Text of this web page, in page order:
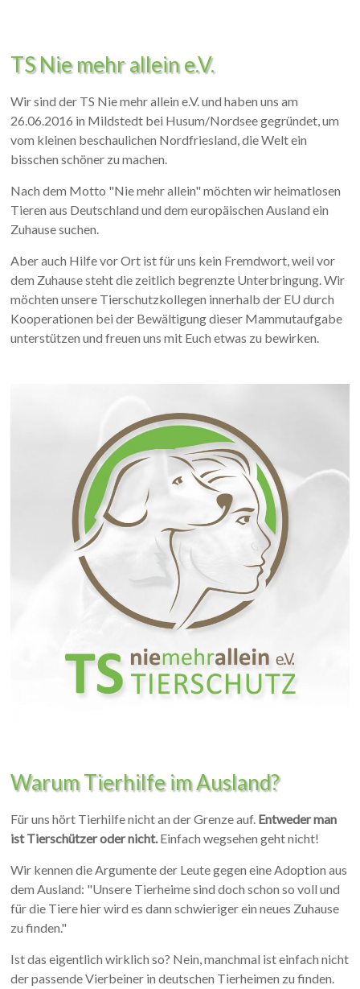
TS Nie mehr allein e.V.
Wir sind der TS Nie mehr allein e.V. und haben uns am
26.06.2016 in Mildstedt bei Husum/Nordsee gegründet, um
vom kleinen beschaulichen Nordfriesland, die Welt ein
bisschen schöner zu machen.
Nach dem Motto "Nie mehr allein" möchten wir heimatlosen
Tieren aus Deutschland und dem europäischen Ausland ein
Zuhause suchen.
Aber auch Hilfe vor Ort ist für uns kein Fremdwort, weil vor
dem Zuhause steht die zeitlich begrenzte Unterbringung. Wir
möchten unsere Tierschutzkollegen innerhalb der EU durch
Kooperationen bei der Bewältigung dieser Mammutaufgabe
unterstützen und freuen uns mit Euch etwas zu bewirken.
Warum Tierhilfe im Ausland?
Für uns hört Tierhilfe nicht an der Grenze auf. Entweder man
ist Tierschützer oder nicht.Einfach wegsehen geht nicht!
Wir kennen die Argumente der Leute gegen eine Adoption aus
dem Ausland: "Unsere Tierheime sind doch schon so voll und
für die Tiere hier wird es dann schwieriger ein neues Zuhause
zu finden."
Ist das eigentlich wirklich so? Nein, manchmal ist einfach nicht
der passende Vierbeiner in deutschen Tierheimen zu finden.